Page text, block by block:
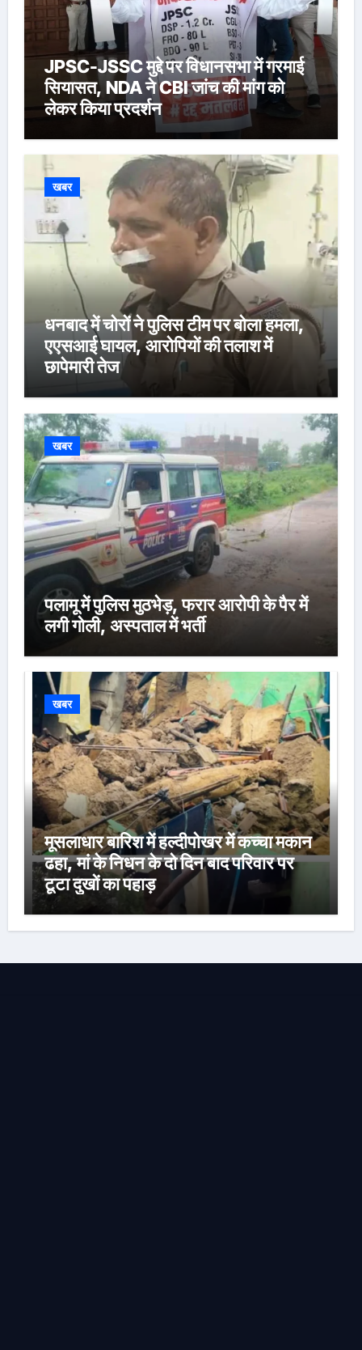
JPSC-JSSC मुद्दे पर विधानसभा में गरमाई
सियासत, NDA ने CBI जांच की मांग को
लेकर किया प्रदर्शन
खबर
धनबाद में चोरों ने पुलिस टीम पर बोला हमला,
एएसआई घायल, आरोपियों की तलाश में
छापेमारी तेज
खबर
पलामू में पुलिस मुठभेड़, फरार आरोपी के पैर में
लगी गोली, अस्पताल में भर्ती
खबर
मूसलाधार बारिश में हल्दीपोखर में कच्चा मकान
ढहा, मां के निधन के दो दिन बाद परिवार पर
टूटा दुखों का पहाड़